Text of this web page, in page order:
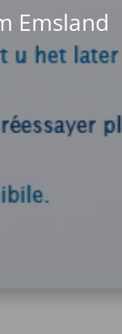
Emsland